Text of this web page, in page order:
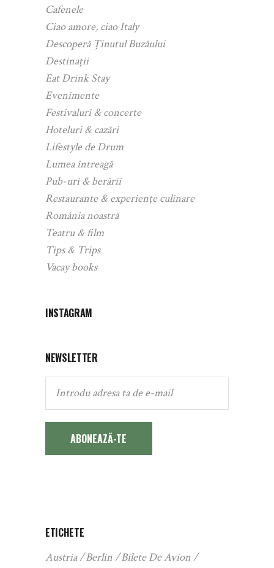
Cafenele
Ciao amore, ciao Italy
Descoperă Ținutul Buzăului
Destinații
Eat Drink Stay
Evenimente
Festivaluri & concerte
Hoteluri & cazări
Lifestyle de Drum
Lumea întreagă
Pub-uri & berării
Restaurante & experiențe culinare
România noastră
Teatru & film
Tips & Trips
Vacay books
INSTAGRAM
NEWSLETTER
ABONEAZĂ-TE
ETICHETE
Austria Berlin
Bilete De Avion